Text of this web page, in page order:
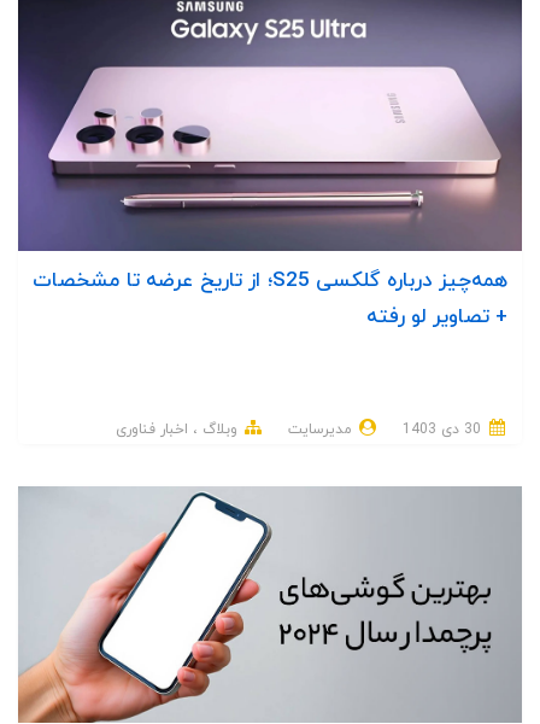
همه‌چیز درباره گلکسی S25؛ از تاریخ عرضه تا مشخصات
+ تصاویر لو رفته
مدیرسایت وبلاگ اخبار فناوری